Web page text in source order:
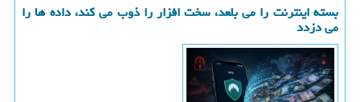
بسته اینترنت را می بلعد، سخت افزار را ذوب می کند، داده ها را
می دزدد